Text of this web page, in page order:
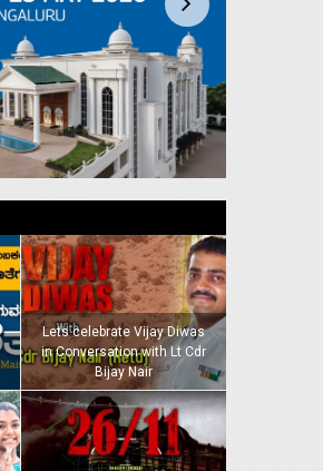
Lets celebrate Vijay Diwas
in Conversation with Lt Cdr
Bijay Nair